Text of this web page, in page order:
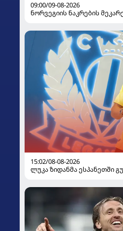
09:00/09-08-2026
ნორვეგიის ნაკრების
15:02/08-08-2026
ლუკა ზიდანმა ესპანეთში